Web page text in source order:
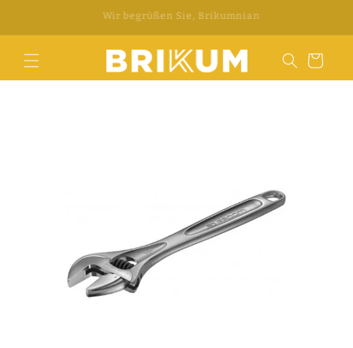
WhatsApp +34 676 312 922
Warenkorb